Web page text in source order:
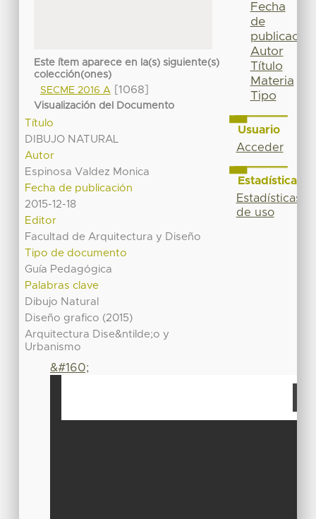
Este ítem aparece en la(s) siguiente(s)
colección(ones)
SECME 2016 A[1068]
Visualización del Documento
Título
DIBUJO NATURAL
Autor
Espinosa Valdez Monica
Fecha de publicación
2015-12-18
Editor
Facultad de Arquitectura y Diseño
Tipo de documento
Guía Pedagógica
Palabras clave
Dibujo Natural
Diseño grafico (2015)
Arquitectura Dise&ntilde;o y
Urbanismo
&#160;
Fecha
de
publicación
Autor
Título
Materia
Tipo
Usuario
Acceder
Estadísticas
Estadísticas
de uso